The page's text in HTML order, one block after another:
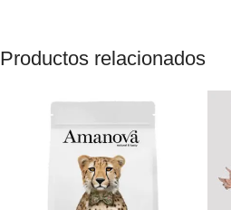
Productos relacionados